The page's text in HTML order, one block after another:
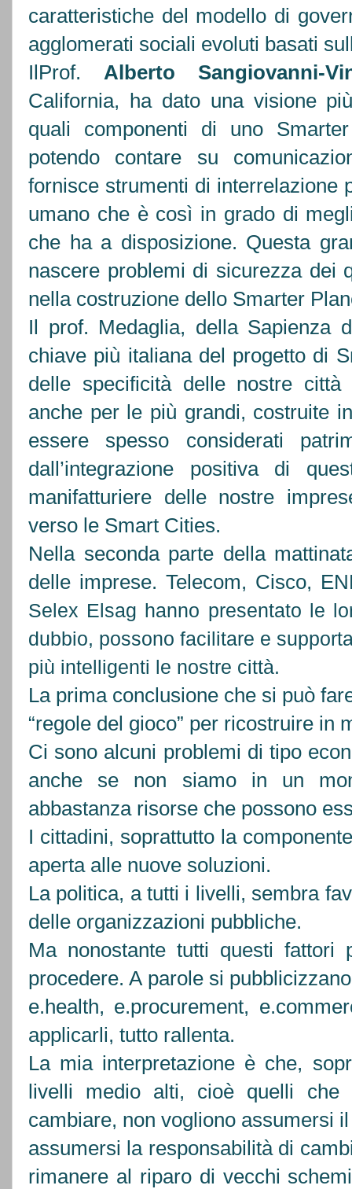
caratteristiche del modello di
agglomerati sociali evoluti basati
IlProf. Alberto Sangiovanni-
California, ha dato una visione
quali componenti di uno
potendo contare su
fornisce strumenti di interrelazione
umano che è così in grado di
che ha a disposizione. Questa
nascere problemi di sicurezza dei
nella costruzione dello Smarter
Il prof. Medaglia, della Sapienza
chiave più italiana del progetto di
delle specificità delle nostre
anche per le più grandi, costruite
essere spesso considerati
dall’integrazione positiva di
manifatturiere delle nostre
verso le Smart Cities.
Nella seconda parte della
delle imprese. Telecom, Cisco,
Selex Elsag hanno presentato le
dubbio, possono facilitare e
più intelligenti le nostre città.
La prima conclusione che si può
“regole del gioco” per ricostruire in
Ci sono alcuni problemi di tipo
anche se non siamo in un
abbastanza risorse che possono
I cittadini, soprattutto la
aperta alle nuove soluzioni.
La politica, a tutti i livelli, sembra
delle organizzazioni pubbliche.
Ma nonostante tutti questi fattori
procedere. A parole si
e.health, e.procurement,
applicarli, tutto rallenta.
La mia interpretazione è che,
livelli medio alti, cioè quelli che
cambiare, non vogliono assumersi
assumersi la responsabilità di
rimanere al riparo di vecchi